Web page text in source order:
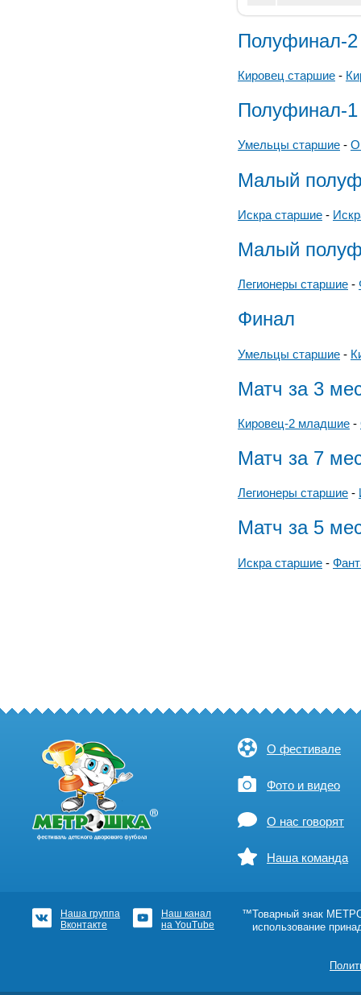
Полуфинал-2
Кировец старшие -
Полуфинал-1
Умельцы старшие -
Малый
Искра старшие -
Малый
Легионеры старшие -
Финал
Умельцы старшие -
Матч за 3
Кировец-2 младшие -
Матч за 7
Легионеры старшие -
Матч за 5
Искра старшие -
О фестивале
Фото и видео
О нас говорят
Наша команда
Наша группа
Вконтакте
Наш канал
на YouTube
™Товарный знак
использование